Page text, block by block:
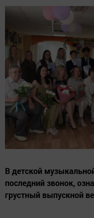
В детской
последний звонок,
грустный выпускной